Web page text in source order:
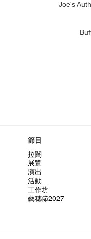
Joe's
節目
拉闊
展覽
演出
活動
工作坊
藝穗節2027